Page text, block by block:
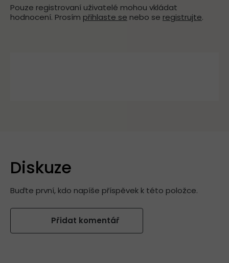
Pouze registrovaní uživatelé mohou vkládat
hodnocení. Prosím přihlaste se nebo se registrujte.
Diskuze
Buďte první, kdo napíše příspěvek k této položce.
Přidat komentář